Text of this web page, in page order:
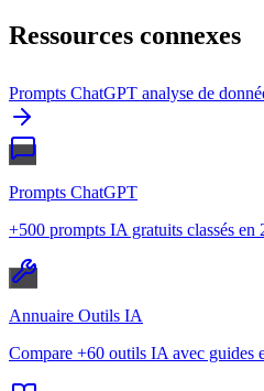
Ressources connexes
Prompts ChatGPT analyse de
Prompts ChatGPT
+500 prompts IA gratuits classés en
Annuaire Outils IA
Compare +60 outils IA avec guides